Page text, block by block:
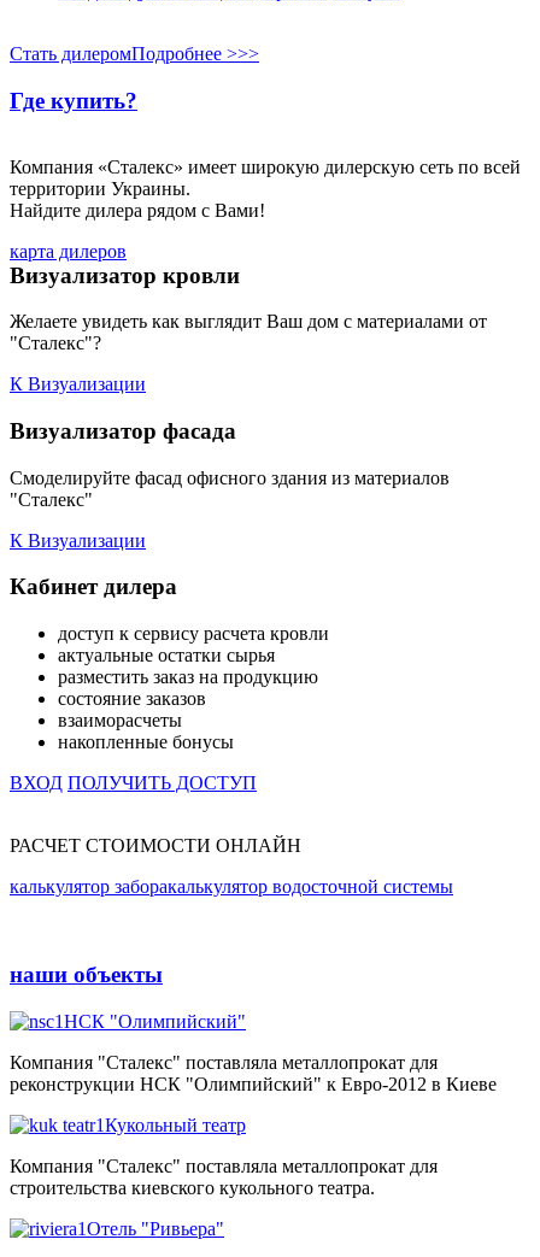
Стать дилеромПодробнее >>>
Где купить?
Компания «Сталекс» имеет широкую дилерскую сеть по всей
территории Украины.
Найдите дилера рядом с Вами!
карта дилеров
Визуализатор кровли
Желаете увидеть как выглядит Ваш дом с материалами от
"Сталекс"?
К Визуализации
Визуализатор фасада
Смоделируйте фасад офисного здания из материалов
"Сталекс"
К Визуализации
Кабинет дилера
доступ к сервису расчета кровли
актуальные остатки сырья
разместить заказ на продукцию
состояние заказов
взаиморасчеты
накопленные бонусы
ВХОД ПОЛУЧИТЬ ДОСТУП
РАСЧЕТ СТОИМОСТИ ОНЛАЙН
калькулятор заборакалькулятор водосточной системы
наши объекты
НСК "Олимпийский"
Компания "Сталекс" поставляла металлопрокат для
реконструкции НСК "Олимпийский" к Евро-2012 в Киеве
Кукольный театр
Компания "Сталекс" поставляла металлопрокат для
строительства киевского кукольного театра.
Отель "Ривьера"